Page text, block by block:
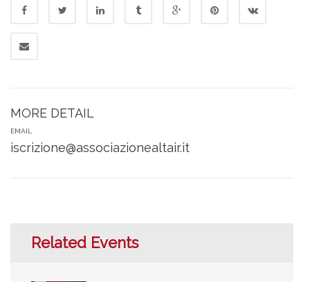
MORE DETAIL
EMAIL
iscrizione@associazionealtair.it
Related Events